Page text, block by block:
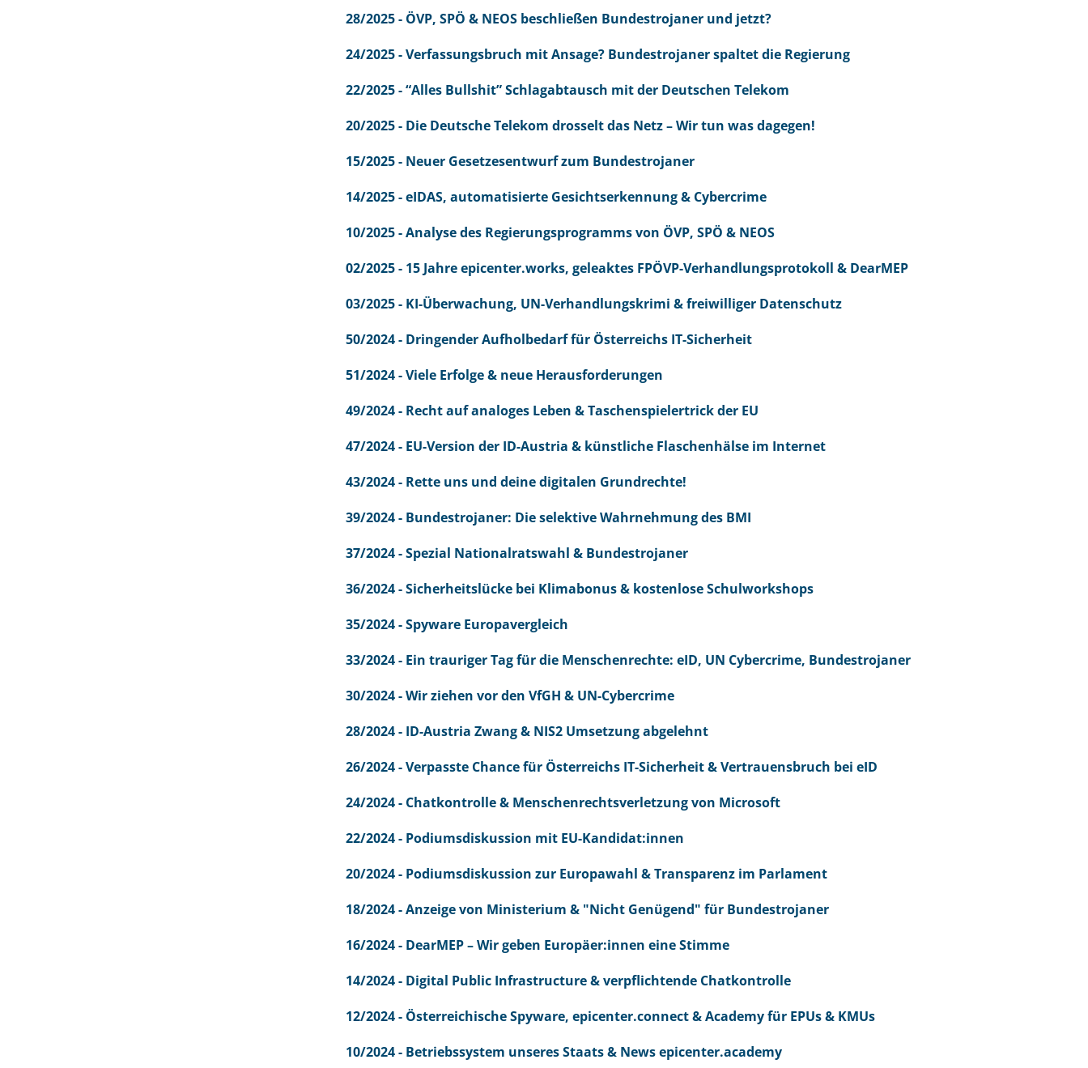
28/2025 - ÖVP, SPÖ & NEOS beschließen Bundestrojaner und jetzt?
24/2025 - Verfassungsbruch mit Ansage? Bundestrojaner spaltet die Regierung
22/2025 - “Alles Bullshit” Schlagabtausch mit der Deutschen Telekom
20/2025 - Die Deutsche Telekom drosselt das Netz – Wir tun was dagegen!
15/2025 - Neuer Gesetzesentwurf zum Bundestrojaner
14/2025 - eIDAS, automatisierte Gesichtserkennung & Cybercrime
10/2025 - Analyse des Regierungsprogramms von ÖVP, SPÖ & NEOS
02/2025 - 15 Jahre epicenter.works, geleaktes FPÖVP-Verhandlungsprotokoll & DearMEP
03/2025 - KI-Überwachung, UN-Verhandlungskrimi & freiwilliger Datenschutz
50/2024 - Dringender Aufholbedarf für Österreichs IT-Sicherheit
51/2024 - Viele Erfolge & neue Herausforderungen
49/2024 - Recht auf analoges Leben & Taschenspielertrick der EU
47/2024 - EU-Version der ID-Austria & künstliche Flaschenhälse im Internet
43/2024 - Rette uns und deine digitalen Grundrechte!
39/2024 - Bundestrojaner: Die selektive Wahrnehmung des BMI
37/2024 - Spezial Nationalratswahl & Bundestrojaner
36/2024 - Sicherheitslücke bei Klimabonus & kostenlose Schulworkshops
35/2024 - Spyware Europavergleich
33/2024 - Ein trauriger Tag für die Menschenrechte: eID, UN Cybercrime, Bundestrojaner
30/2024 - Wir ziehen vor den VfGH & UN-Cybercrime
28/2024 - ID-Austria Zwang & NIS2 Umsetzung abgelehnt
26/2024 - Verpasste Chance für Österreichs IT-Sicherheit & Vertrauensbruch bei eID
24/2024 - Chatkontrolle & Menschenrechtsverletzung von Microsoft
22/2024 - Podiumsdiskussion mit EU-Kandidat:innen
20/2024 - Podiumsdiskussion zur Europawahl & Transparenz im Parlament
18/2024 - Anzeige von Ministerium & "Nicht Genügend" für Bundestrojaner
16/2024 - DearMEP – Wir geben Europäer:innen eine Stimme
14/2024 - Digital Public Infrastructure & verpflichtende Chatkontrolle
12/2024 - Österreichische Spyware, epicenter.connect & Academy für EPUs & KMUs
10/2024 - Betriebssystem unseres Staats & News epicenter.academy